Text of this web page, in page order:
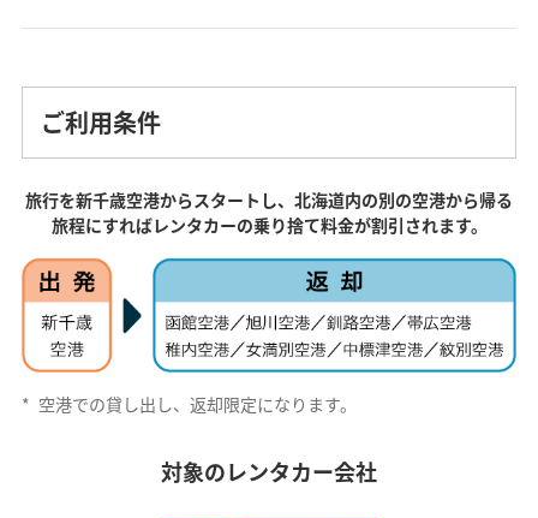
ご利用条件
旅行を新千歳空港からスタートし、北海道内の別の空港から帰る
旅程にすればレンタカーの乗り捨て料金が割引されます。
* 空港での貸し出し、返却限定になります。
対象のレンタカー会社